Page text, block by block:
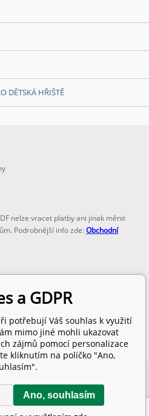
DĚTSKÁ HŘIŠTĚ
nelze vracet platby ani jinak měnit
Podrobnější info zde:Obchodní
eshopůBINARGON.cz
a GDPR
potřebují Váš souhlas k využití
mimo jiné mohli ukazovat
zájmů pomocí personalizace
kliknutím na políčko "Ano,
Ano, souhlasím